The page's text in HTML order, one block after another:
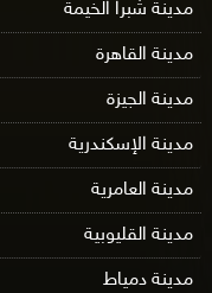
مدينة شبرا الخيمة
مدينة القاهرة
مدينة الجيزة
مدينة الإسكندرية
مدينة العامرية
مدينة القليوبية
مدينة دمياط